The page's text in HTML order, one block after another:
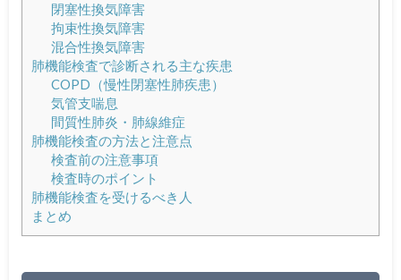
閉塞性換気障害
拘束性換気障害
混合性換気障害
肺機能検査で診断される主な疾患
COPD（慢性閉塞性肺疾患）
気管支喘息
間質性肺炎・肺線維症
肺機能検査の方法と注意点
検査前の注意事項
検査時のポイント
肺機能検査を受けるべき人
まとめ